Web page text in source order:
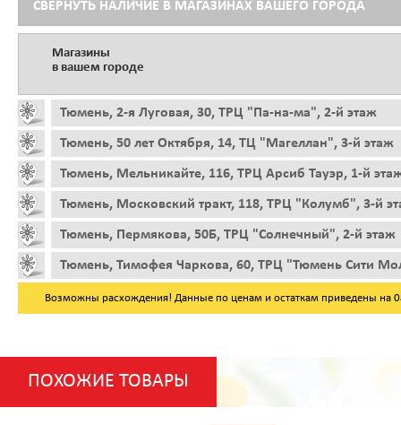
СВЕРНУТЬ НАЛИЧИЕ В МАГАЗИНАХ ВАШЕГО ГОРОДА
Магазины
в вашем городе
Тюмень, 2-я Луговая, 30, ТРЦ "Па-на-ма", 2-й этаж
Тюмень, 50 лет Октября, 14, ТЦ "Магеллан", 3-й этаж
Тюмень, Мельникайте, 116, ТРЦ Арсиб Тауэр, 1-й
Тюмень, Московский тракт, 118, ТРЦ "Колумб", 3-й
Тюмень, Пермякова, 50Б, ТРЦ "Солнечный", 2-й этаж
Тюмень, Тимофея Чаркова, 60, ТРЦ "Тюмень Сити
Возможны расхождения! Данные по ценам и остаткам приведены на
ПОХОЖИЕ ТОВАРЫ